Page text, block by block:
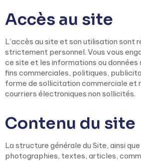
Accès au site
L’accès au site et son utilisation sont
strictement personnel. Vous vous
ce site et les informations ou données
fins commerciales, politiques,
forme de sollicitation commerciale et
courriers électroniques non sollicités.
Contenu du site
La structure générale du Site, ainsi
photographies, textes, articles,